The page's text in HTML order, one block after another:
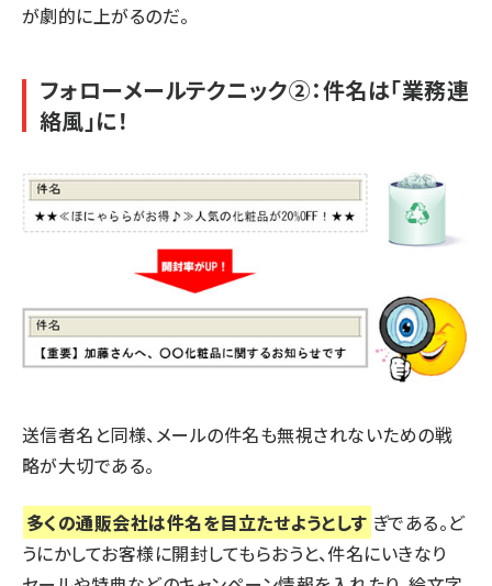
が劇的に上がるのだ。
フォローメールテクニック②：件名は「業務連
絡風」に！
送信者名と同様、メールの件名も無視されないための戦
略が大切である。
多くの通販会社は件名を目立たせようとしす ぎである。ど
うにかしてお客様に開封してもらおうと、件名にいきなり